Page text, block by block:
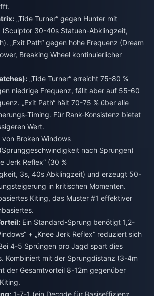
„Tide Turner“ gegen Hunter mit
(Sculptor 30-40s Statuen-Abklingzeit,
„Exit Path“ gegen hohe Frequenz (Dream
Breaking Wheel kontinuierlicher
„Tide Turner“ erreicht 75-80 %
niedrige Frequenz, fällt aber auf 55-60
„Exit Path“ hält 70-75 % über alle
Timing. Für Rank-Konsistenz bietet
Wert.
Broken Windows
(Sprunggeschwindigkeit nach Sprüngen)
Jerk Reflex“ (30 %
3s, 40s Abklingzeit) und erzeugt 50-
in kritischen Momenten.
Kiting, das Muster #1 effektiver
Ein Standard-Sprung benötigt 1,2-
+ „Knee Jerk Reflex“ reduziert sich
4-5 Sprüngen pro Jagd spart dies
Kombiniert mit der Sprungdistanz (3-4m
der Gesamtvorteil 8-12m gegenüber
1-7-1 (ein Decode für Basiseffizienz,